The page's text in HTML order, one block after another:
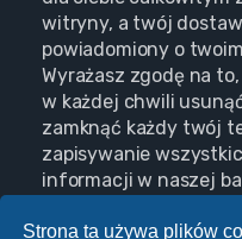
Strona ta używa plików
witryny, a twój
powiadomiony o
Wyrażasz zgodę na
w każdej chwili
zamknąć każdy twój
zapisywanie
informacji w naszej
będą przekazywane
„Masterful Magazine”,